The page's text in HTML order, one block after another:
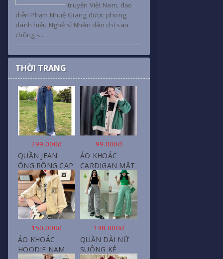
truyện Việt Nam, đạo
diễn Phạm Nhuệ Giang được phong
danh hiệu Nghệ sĩ Nhân dân chỉ sau
chồng -...
THỜI TRANG
299.000đ
QUẦN JEAN
ỐNG RỘNG CẠP
CAO, DÀI XẺ
GẤU PHONG
CÁCH J6
99.000đ
ÁO KHOÁC
CARDIGAN MẶT
CƯỜI NỮ CHẤT
NỈ COTTON
150.000đ
ÁO KHOÁC
HOODIE NAM
148.000đ
QUẦN DÀI NỮ
SUÔNG KẺ